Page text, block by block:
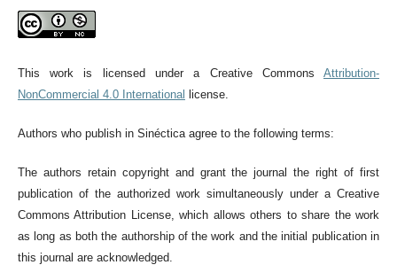
This work is licensed under a Creative CommonsAttribution-
NonCommercial 4.0 International license.
Authors who publish in Sinéctica agree to the following terms:
The authors retain copyright and grant the journal the right of first
publication of the authorized work simultaneously under a Creative
Commons Attribution License, which allows others to share the work
as long as both the authorship of the work and the initial publication in
this journal are acknowledged.